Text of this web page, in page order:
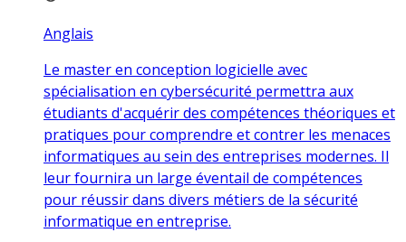
Anglais
Le master en conception logicielle avec
spécialisation en cybersécurité permettra aux
étudiants d'acquérir des compétences théoriques et
pratiques pour comprendre et contrer les menaces
informatiques au sein des entreprises modernes. Il
leur fournira un large éventail de compétences
pour réussir dans divers métiers de la sécurité
informatique en entreprise.